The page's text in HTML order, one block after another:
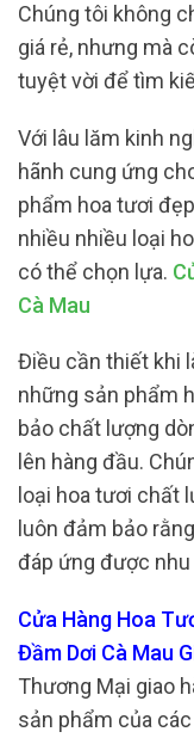
Chúng tôi không
giá rẻ, nhưng mà
tuyệt vời để tìm
Với lâu lăm kinh
hãnh cung ứng
phẩm hoa tươi
nhiều nhiều loại
có thể chọn lựa.
Cà Mau
Điều cần thiết khi
những sản phẩm
bảo chất lượng
lên hàng đầu.
loại hoa tươi chất
luôn đảm bảo
đáp ứng được
Cửa Hàng Hoa
Đầm Dơi Cà Mau
Thương Mại giao
sản phẩm của